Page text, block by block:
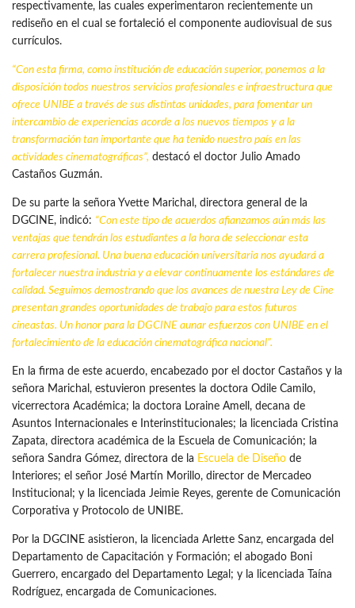
respectivamente, las cuales experimentaron recientemente un
rediseño en el cual se fortaleció el componente audiovisual de sus
currículos.
“Con esta firma, como institución de educación superior, ponemos a la
disposición todos nuestros servicios profesionales e infraestructura que
ofrece UNIBE a través de sus distintas unidades, para fomentar un
intercambio de experiencias acorde a los nuevos tiempos y a la
transformación tan importante que ha tenido nuestro país en las
actividades cinematográficas”, destacó el doctor Julio Amado
Castaños Guzmán.
De su parte la señora Yvette Marichal, directora general de la
DGCINE, indicó: “Con este tipo de acuerdos afianzamos aún más las
ventajas que tendrán los estudiantes a la hora de seleccionar esta
carrera profesional. Una buena educación universitaria nos ayudará a
fortalecer nuestra industria y a elevar continuamente los estándares de
calidad. Seguimos demostrando que los avances de nuestra Ley de Cine
presentan grandes oportunidades de trabajo para estos futuros
cineastas. Un honor para la DGCINE aunar esfuerzos con UNIBE en el
fortalecimiento de la educación cinematográfica nacional”.
En la firma de este acuerdo, encabezado por el doctor Castaños y la
señora Marichal, estuvieron presentes la doctora Odile Camilo,
vicerrectora Académica; la doctora Loraine Amell, decana de
Asuntos Internacionales e Interinstitucionales; la licenciada Cristina
Zapata, directora académica de la Escuela de Comunicación; la
señora Sandra Gómez, directora de la Escuela de Diseño de
Interiores; el señor José Martín Morillo, director de Mercadeo
Institucional; y la licenciada Jeimie Reyes, gerente de Comunicación
Corporativa y Protocolo de UNIBE.
Por la DGCINE asistieron, la licenciada Arlette Sanz, encargada del
Departamento de Capacitación y Formación; el abogado Boni
Guerrero, encargado del Departamento Legal; y la licenciada Taína
Rodríguez, encargada de Comunicaciones.